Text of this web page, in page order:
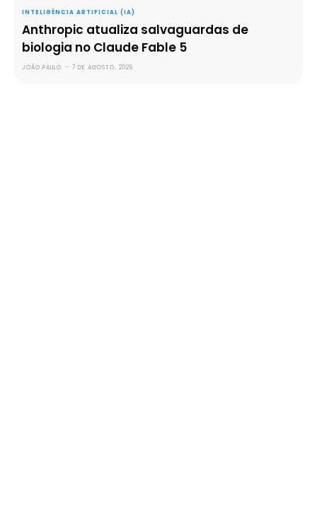
INTELIGÊNCIA ARTIFICIAL (IA)
Anthropic atualiza salvaguardas de
biologia no Claude Fable 5
JOÃO PAULO - 7 DE AGOSTO, 2026